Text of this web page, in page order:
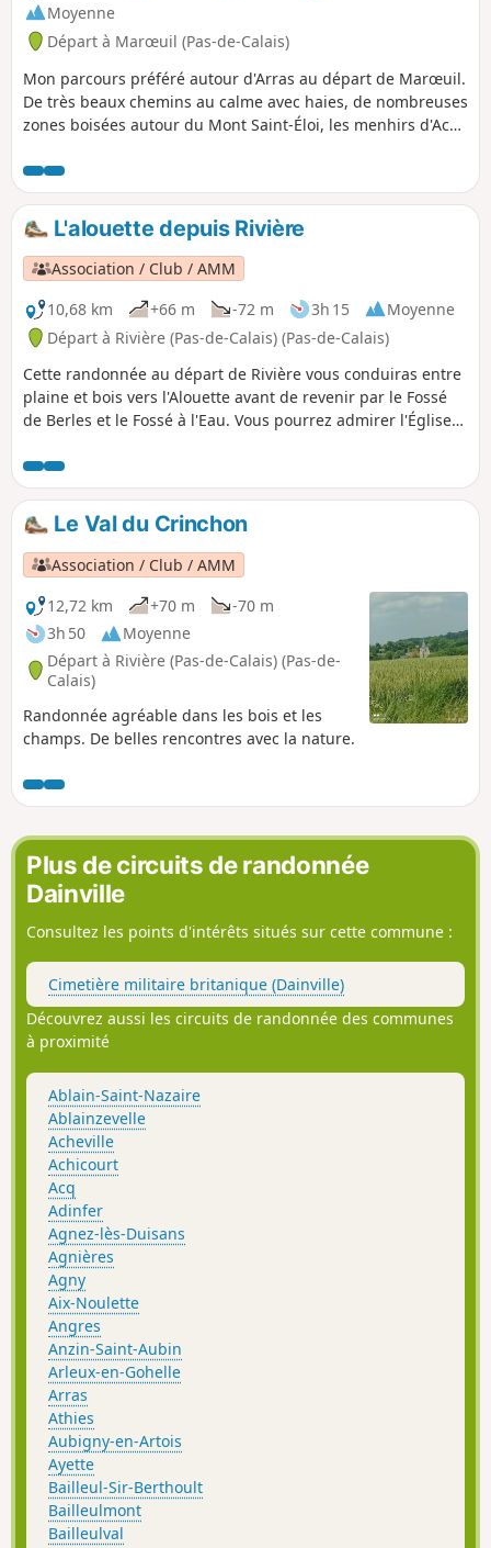
Moyenne
Départ à Marœuil (Pas-de-Calais)
Mon parcours préféré autour d'Arras au départ de Marœuil.
De très beaux chemins au calme avec haies, de nombreuses
zones boisées autour du Mont Saint-Éloi, les menhirs d'Acq,
Marœuil et d'Anzin, Louez et son moulin et le golf d'Arras
Ouvrez l’œil sur la route, vous croiserez sûrement des
biches, chevreuils...
L'alouette depuis Rivière
Association / Club / AMM
10,68 km
+66 m -72 m 3h 15
Moyenne
Départ à Rivière (Pas-de-Calais) (Pas-de-Calais)
Cette randonnée au départ de Rivière vous conduiras entre
plaine et bois vers l'Alouette avant de revenir par le Fossé
de Berles et le Fossé à l'Eau. Vous pourrez admirer l'Église
Le Val du Crinchon
Association / Club / AMM
12,72 km
+70 m
-70 m
3h 50
Moyenne
Départ à Rivière (Pas-de-Calais) (Pas-de-
Calais)
Randonnée agréable dans les bois et les
champs. De belles rencontres avec la nature.
Plus de circuits de randonnée
Dainville
Consultez les points d'intérêts situés sur cette commune :
Cimetière militaire britanique (Dainville)
Découvrez aussi les circuits de randonnée des communes
à proximité
Ablain-Saint-Nazaire
Ablainzevelle
Acheville
Achicourt
Acq
Adinfer
Agnez-lès-Duisans
Agnières
Agny
Aix-Noulette
Angres
Anzin-Saint-Aubin
Arleux-en-Gohelle
Arras
Athies
Aubigny-en-Artois
Ayette
Bailleul-Sir-Berthoult
Bailleulmont
Bailleulval